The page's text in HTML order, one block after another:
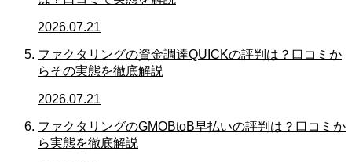
2026.07.21
ファクタリングの資金調達QUICKの評判は？口コミか
らその実態を徹底解説
2026.07.21
ファクタリングのGMOBtoB早払いの評判は？口コミか
ら実態を徹底解説